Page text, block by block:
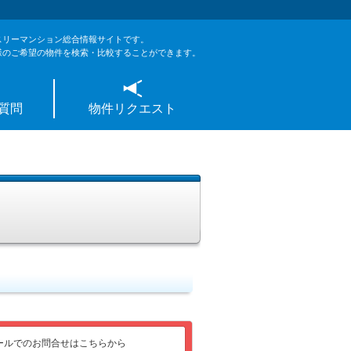
ーマンション総合情報サイトです。
ご希望の物件を検索・比較することができます。
問 物件リクエスト
ルでのお問合せはこちらから